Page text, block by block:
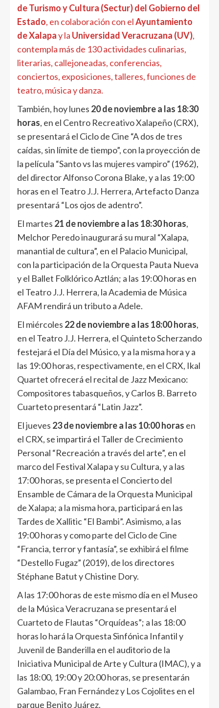
de Turismo y Cultura (Sectur) del Gobierno del
Estado, en colaboración con elAyuntamiento
de Xalapay la Universidad Veracruzana (UV),
contempla más de 130 actividades culinarias,
literarias, callejoneadas, conferencias,
conciertos, exposiciones, talleres, funciones de
teatro, música y danza.
También, hoy lunes 20 de noviembre a las 18:30
horas, en el Centro Recreativo Xalapeño (CRX),
se presentará el Ciclo de Cine “A dos de tres
caídas, sin límite de tiempo”, con la proyección de
la película “Santo vs las mujeres vampiro” (1962),
del director Alfonso Corona Blake, y a las 19:00
horas en el Teatro J.J. Herrera, Artefacto Danza
presentará “Los ojos de adentro”.
El martes 21 de noviembre a las 18:30 horas,
Melchor Peredo inaugurará su mural “Xalapa,
manantial de cultura”, en el Palacio Municipal,
con la participación de la Orquesta Pauta Nueva
y el Ballet Folklórico Aztlán; a las 19:00 horas en
el Teatro J.J. Herrera, la Academia de Música
AFAM rendirá un tributo a Adele.
El miércoles 22 de noviembre a las 18:00 horas,
en el Teatro J.J. Herrera, el Quinteto Scherzando
festejará el Día del Músico, y a la misma hora y a
las 19:00 horas, respectivamente, en el CRX, Ikal
Quartet ofrecerá el recital de Jazz Mexicano:
Compositores tabasqueños, y Carlos B. Barreto
Cuarteto presentará “Latin Jazz”.
El jueves 23 de noviembre a las 10:00 horas en
el CRX, se impartirá el Taller de Crecimiento
Personal “Recreación a través del arte”, en el
marco del Festival Xalapa y su Cultura, y a las
17:00 horas, se presenta el Concierto del
Ensamble de Cámara de la Orquesta Municipal
de Xalapa; a la misma hora, participará en las
Tardes de Xallitic “El Bambi”. Asimismo, a las
19:00 horas y como parte del Ciclo de Cine
“Francia, terror y fantasía”, se exhibirá el filme
“Destello Fugaz” (2019), de los directores
Stéphane Batut y Chistine Dory.
A las 17:00 horas de este mismo día en el Museo
de la Música Veracruzana se presentará el
Cuarteto de Flautas “Orquídeas”; a las 18:00
horas lo hará la Orquesta Sinfónica Infantil y
Juvenil de Banderilla en el auditorio de la
Iniciativa Municipal de Arte y Cultura (IMAC), y a
las 18:00, 19:00 y 20:00 horas, se presentarán
Galambao, Fran Fernández y Los Cojolites en el
parque Benito Juárez.